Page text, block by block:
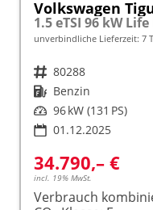
Volkswagen
1.5 eTSI 96 kW Life
unverbindliche Lieferzeit: 7
Fahrzeugnr. 80288
Kraftstoff Benzin
Leistung 96 kW (131 PS)
01.12.2025
34.790,– €
incl. 19% MwSt.
Verbrauch